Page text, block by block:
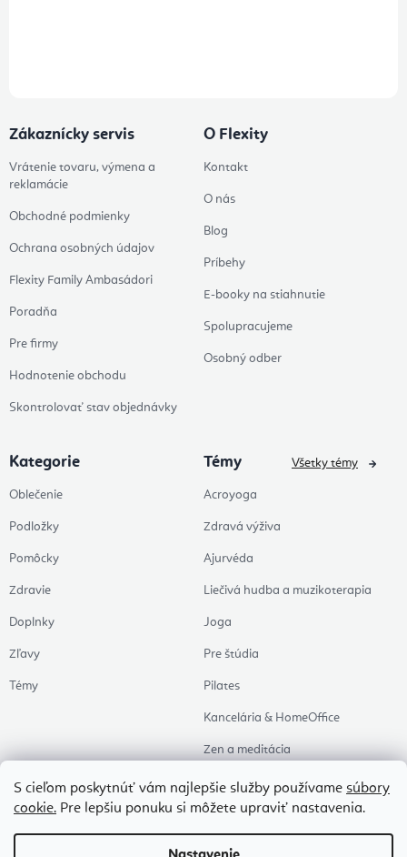
S cieľom poskytnúť vám najlepšie služby používame súbory
cookie. Pre lepšiu ponuku si môžete upraviť nastavenia.
Zákaznícky servis
Vrátenie tovaru, výmena a
reklamácie
Obchodné podmienky
Ochrana osobných údajov
Flexity Family Ambasádori
Poradňa
Pre firmy
Hodnotenie obchodu
Skontrolovať stav objednávky
O Flexity
Kontakt
O nás
Blog
Príbehy
E-booky na stiahnutie
Spolupracujeme
Osobný odber
Kategorie
Oblečenie
Podložky
Pomôcky
Zdravie
Doplnky
Zľavy
Témy
Témy
Acroyoga
Zdravá výživa
Ajurvéda
Liečivá hudba a muzikoterapia
Joga
Pre štúdia
Pilates
Kancelária & HomeOffice
Zen a meditácia
Aromaterapia
Zdravý spánok
Naše obľúbené
Všetky témy